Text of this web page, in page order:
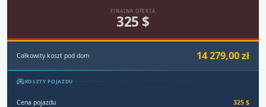
FINALNA OFERTA
325 $
Całkowity koszt pod dom 14 279,00 zł
KOSZTY POJAZDU
Cena pojazdu 325 $